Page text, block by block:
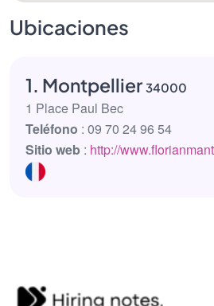
Ubicaciones
1. Montpellier 34000
1 Place Paul Bec
Teléfono : 09 70 24 96 54
Sitio web : http://